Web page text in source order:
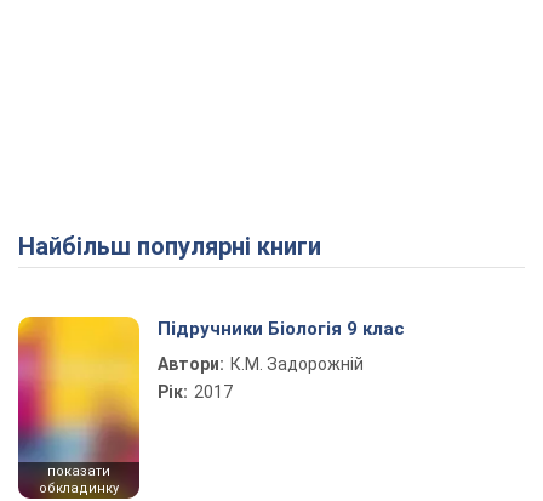
Найбільш популярні книги
показати
обкладинку
Підручники Біологія 9 клас
Автори: К.М. Задорожній
Рік: 2017